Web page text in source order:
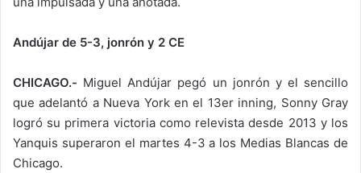
Andújar de 5-3, jonrón y 2 CE
CHICAGO.- Miguel Andújar pegó un jonrón y el sencillo
que adelantó a Nueva York en el 13er inning, Sonny Gray
logró su primera victoria como relevista desde 2013 y los
Yanquis superaron el martes 4-3 a los Medias Blancas de
Chicago.